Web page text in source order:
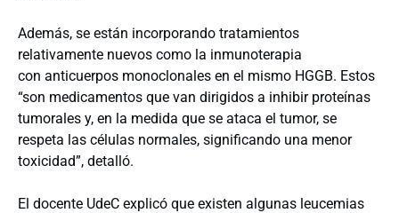
Además, se están incorporando tratamientos
relativamente nuevos como la inmunoterapia
con anticuerpos monoclonales en el mismo HGGB. Estos
“son medicamentos que van dirigidos a inhibir proteínas
tumorales y, en la medida que se ataca el tumor, se
respeta las células normales, significando una menor
toxicidad”, detalló.
El docente UdeC explicó que existen algunas leucemias